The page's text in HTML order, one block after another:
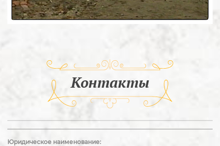
Контакты
Юридическое наименование: